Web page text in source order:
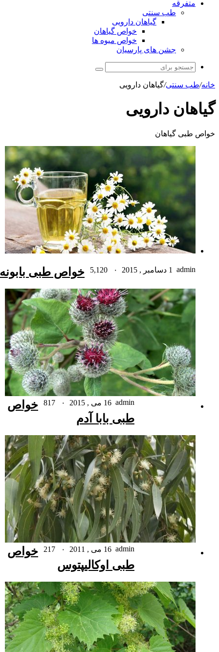
متفرقه
طب سنتی
گیاهان دارویی
خواص گیاهان
خواص میوه ها
جشن های پارسیان
جستجو
/طب سنتی/گیاهان دارویی
دارویی
طبی گیاهان
admin 1 دسامبر , 2015 ۰ 5,120 خواص طبی بابونه
admin 16 می , 2015 ۰ 817
خواص
طبی بابا آدم
admin 16 می , 2011 ۰ 217
خواص
طبی اوکالیپتوس